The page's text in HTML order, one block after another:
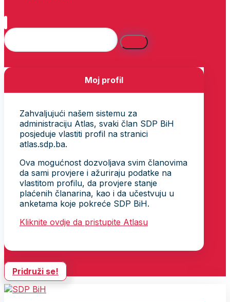
Moj profil
Zahvaljujući našem sistemu za
administraciju Atlas, svaki član SDP BiH
posjeduje vlastiti profil na stranici
atlas.sdp.ba.
Ova mogućnost dozvoljava svim članovima
da sami provjere i ažuriraju podatke na
vlastitom profilu, da provjere stanje
plaćenih članarina, kao i da učestvuju u
anketama koje pokreće SDP BiH.
Kliknite ovdje da pristupite Atlasu
Pridruži se!